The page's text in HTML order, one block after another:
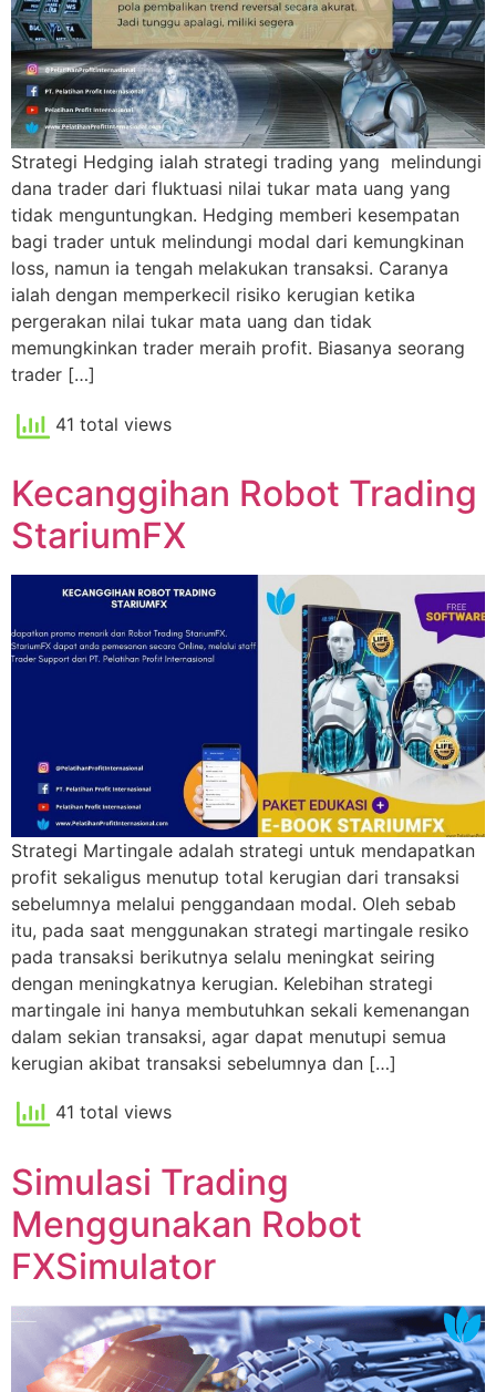
Strategi Hedging ialah strategi trading yang melindungi
dana trader dari fluktuasi nilai tukar mata uang yang
tidak menguntungkan. Hedging memberi kesempatan
bagi trader untuk melindungi modal dari kemungkinan
loss, namun ia tengah melakukan transaksi. Caranya
ialah dengan memperkecil risiko kerugian ketika
pergerakan nilai tukar mata uang dan tidak
memungkinkan trader meraih profit. Biasanya seorang
trader […]
41 total views
Kecanggihan Robot Trading
StariumFX
Strategi Martingale adalah strategi untuk mendapatkan
profit sekaligus menutup total kerugian dari transaksi
sebelumnya melalui penggandaan modal. Oleh sebab
itu, pada saat menggunakan strategi martingale resiko
pada transaksi berikutnya selalu meningkat seiring
dengan meningkatnya kerugian. Kelebihan strategi
martingale ini hanya membutuhkan sekali kemenangan
dalam sekian transaksi, agar dapat menutupi semua
kerugian akibat transaksi sebelumnya dan […]
41 total views
Simulasi Trading
Menggunakan Robot
FXSimulator